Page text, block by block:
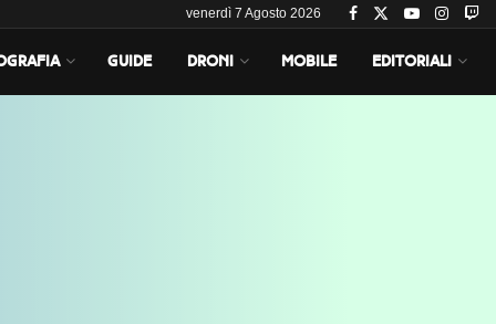
venerdì 7 Agosto 2026
GUIDE DRONI MOBILE EDITORIALI